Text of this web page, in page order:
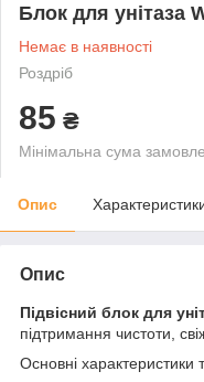
Блок для унітаза
Немає в наявності
Роздріб
85 ₴
Мінімальна сума
Опис
Опис
Підвісний блок для
підтримання чистоти,
Основні характеристики